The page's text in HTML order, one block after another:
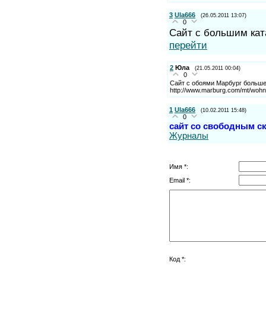
3 Ula666 (26.05.2011 13:07)
0
Сайт с большим
перейти
2 Юла (21.05.2011 00:04)
0
Сайт с обоями Марбург
http://www.marburg.com/mt/
1 Ula666 (10.02.2011 15:48)
0
сайт со свободным
Журналы
Имя *:
Email *:
Код *: